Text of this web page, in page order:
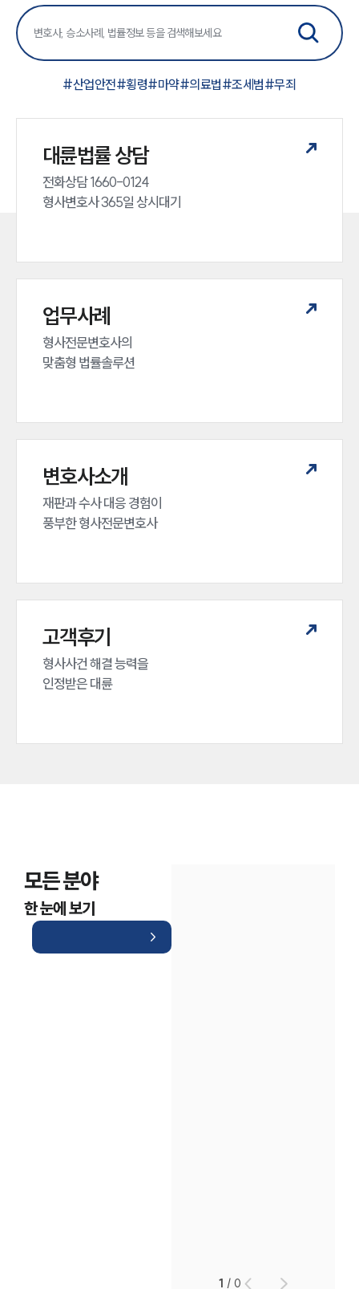
#산업안전#횡령#마약#의료법#조세범#무죄
대륜법률 상담
전화상담 1660-0124
형사변호사 365일 상시대기
업무사례
형사전문변호사의
맞춤형 법률솔루션
변호사소개
재판과 수사 대응 경험이
풍부한 형사전문변호사
고객후기
형사사건 해결 능력을
인정받은 대륜
모든 분야
한 눈에 보기
1 /0